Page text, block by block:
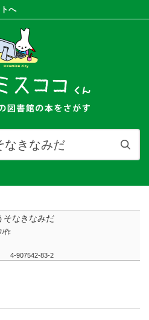
へ
そなきなみだ
/作
4-907542-83-2